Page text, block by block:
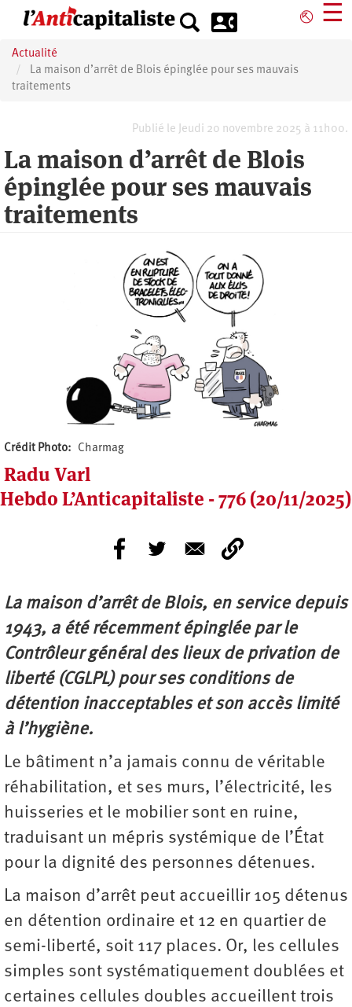
principal
⎋ ☰
Actualité
La maison d’arrêt de Blois épinglée pour ses mauvais
traitements
Publié le Jeudi 20 novembre 2025 à 11h00.
La maison d’arrêt de Blois
épinglée pour ses mauvais
traitements
Crédit Photo Charmag
Radu Varl
Hebdo L’Anticapitaliste - 776 (20/11/2025)
La maison d’arrêt de Blois, en service depuis
1943, a été récemment épinglée par le
Contrôleur général des lieux de privation de
liberté (CGLPL) pour ses conditions de
détention inacceptables et son accès limité
à l’hygiène.
Le bâtiment n’a jamais connu de véritable
réhabilitation, et ses murs, l’électricité, les
huisseries et le mobilier sont en ruine,
traduisant un mépris systémique de l’État
pour la dignité des personnes détenues.
La maison d’arrêt peut accueillir 105 détenus
en détention ordinaire et 12 en quartier de
semi-liberté, soit 117 places. Or, les cellules
simples sont systématiquement doublées et
certaines cellules doubles accueillent trois